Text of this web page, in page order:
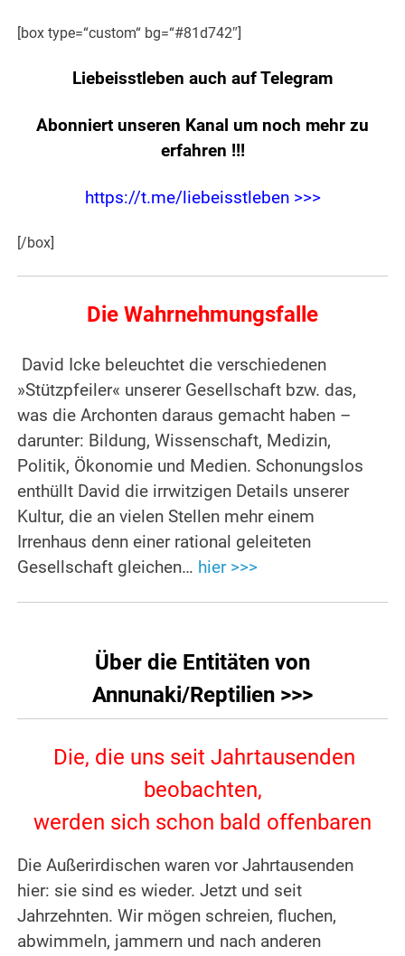
[box type=“custom“ bg=“#81d742″]
Liebeisstleben auch auf Telegram
Abonniert unseren Kanal um noch mehr zu
erfahren !!!
https://t.me/liebeisstleben >>>
[/box]
Die Wahrnehmungsfalle
David Icke beleuchtet die verschiedenen
»Stützpfeiler« unserer Gesellschaft bzw. das,
was die Archonten daraus gemacht haben –
darunter: Bildung, Wissenschaft, Medizin,
Politik, Ökonomie und Medien. Schonungslos
enthüllt David die irrwitzigen Details unserer
Kultur, die an vielen Stellen mehr einem
Irrenhaus denn einer rational geleiteten
Gesellschaft gleichen… hier >>>
Über die Entitäten von
Annunaki/Reptilien >>>
Die, die uns seit Jahrtausenden
beobachten,
werden sich schon bald offenbaren
Die Außerirdischen waren vor Jahrtausenden
hier: sie sind es wieder. Jetzt und seit
Jahrzehnten. Wir mögen schreien, fluchen,
abwimmeln, jammern und nach anderen